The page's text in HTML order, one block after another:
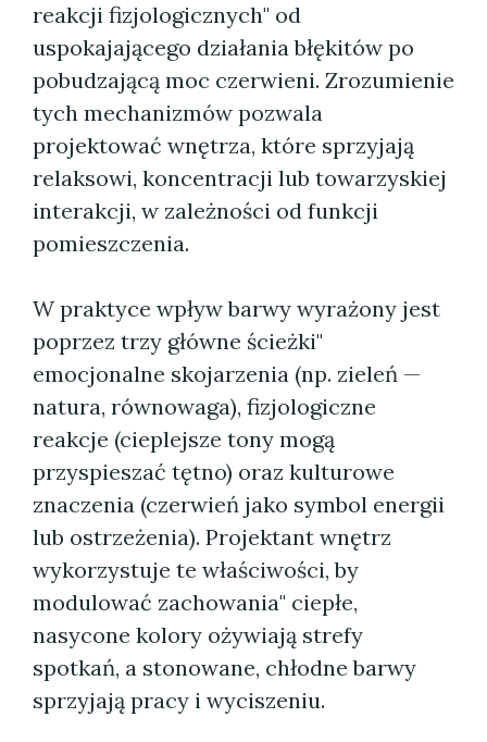
reakcji fizjologicznych" od
uspokajającego działania błękitów po
pobudzającą moc czerwieni. Zrozumienie
tych mechanizmów pozwala
projektować wnętrza, które sprzyjają
relaksowi, koncentracji lub towarzyskiej
interakcji, w zależności od funkcji
pomieszczenia.
W praktyce wpływ barwy wyrażony jest
poprzez trzy główne ścieżki"
emocjonalne skojarzenia (np. zieleń —
natura, równowaga), fizjologiczne
reakcje (cieplejsze tony mogą
przyspieszać tętno) oraz kulturowe
znaczenia (czerwień jako symbol energii
lub ostrzeżenia). Projektant wnętrz
wykorzystuje te właściwości, by
modulować zachowania" ciepłe,
nasycone kolory ożywiają strefy
spotkań, a stonowane, chłodne barwy
sprzyjają pracy i wyciszeniu.